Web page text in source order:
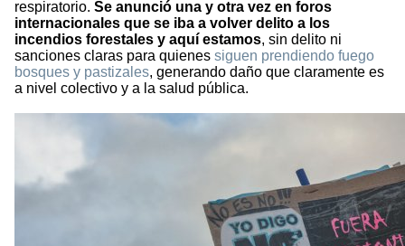
respiratorio. Se anunció una y otra vez en foros
internacionales que se iba a volver delito a los
incendios forestales y aquí estamos, sin delito ni
sanciones claras para quienes siguen prendiendo fuego
bosques y pastizales, generando daño que claramente es
a nivel colectivo y a la salud pública.